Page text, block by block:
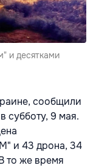
и десятками
сообщили
субботу, 9 мая.
и 43 дрона, 34
то же время